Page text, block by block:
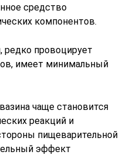
средство
компонентов.
редко провоцирует
имеет минимальный
чаще становится
реакций и
пищеварительной
эффект